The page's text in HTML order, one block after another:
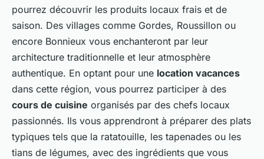
pourrez découvrir les produits locaux frais et de
saison. Des villages comme Gordes, Roussillon ou
encore Bonnieux vous enchanteront par leur
architecture traditionnelle et leur atmosphère
authentique. En optant pour une location vacances
dans cette région, vous pourrez participer à des
cours de cuisine organisés par des chefs locaux
passionnés. Ils vous apprendront à préparer des plats
typiques tels que la ratatouille, les tapenades ou les
tians de légumes, avec des ingrédients que vous